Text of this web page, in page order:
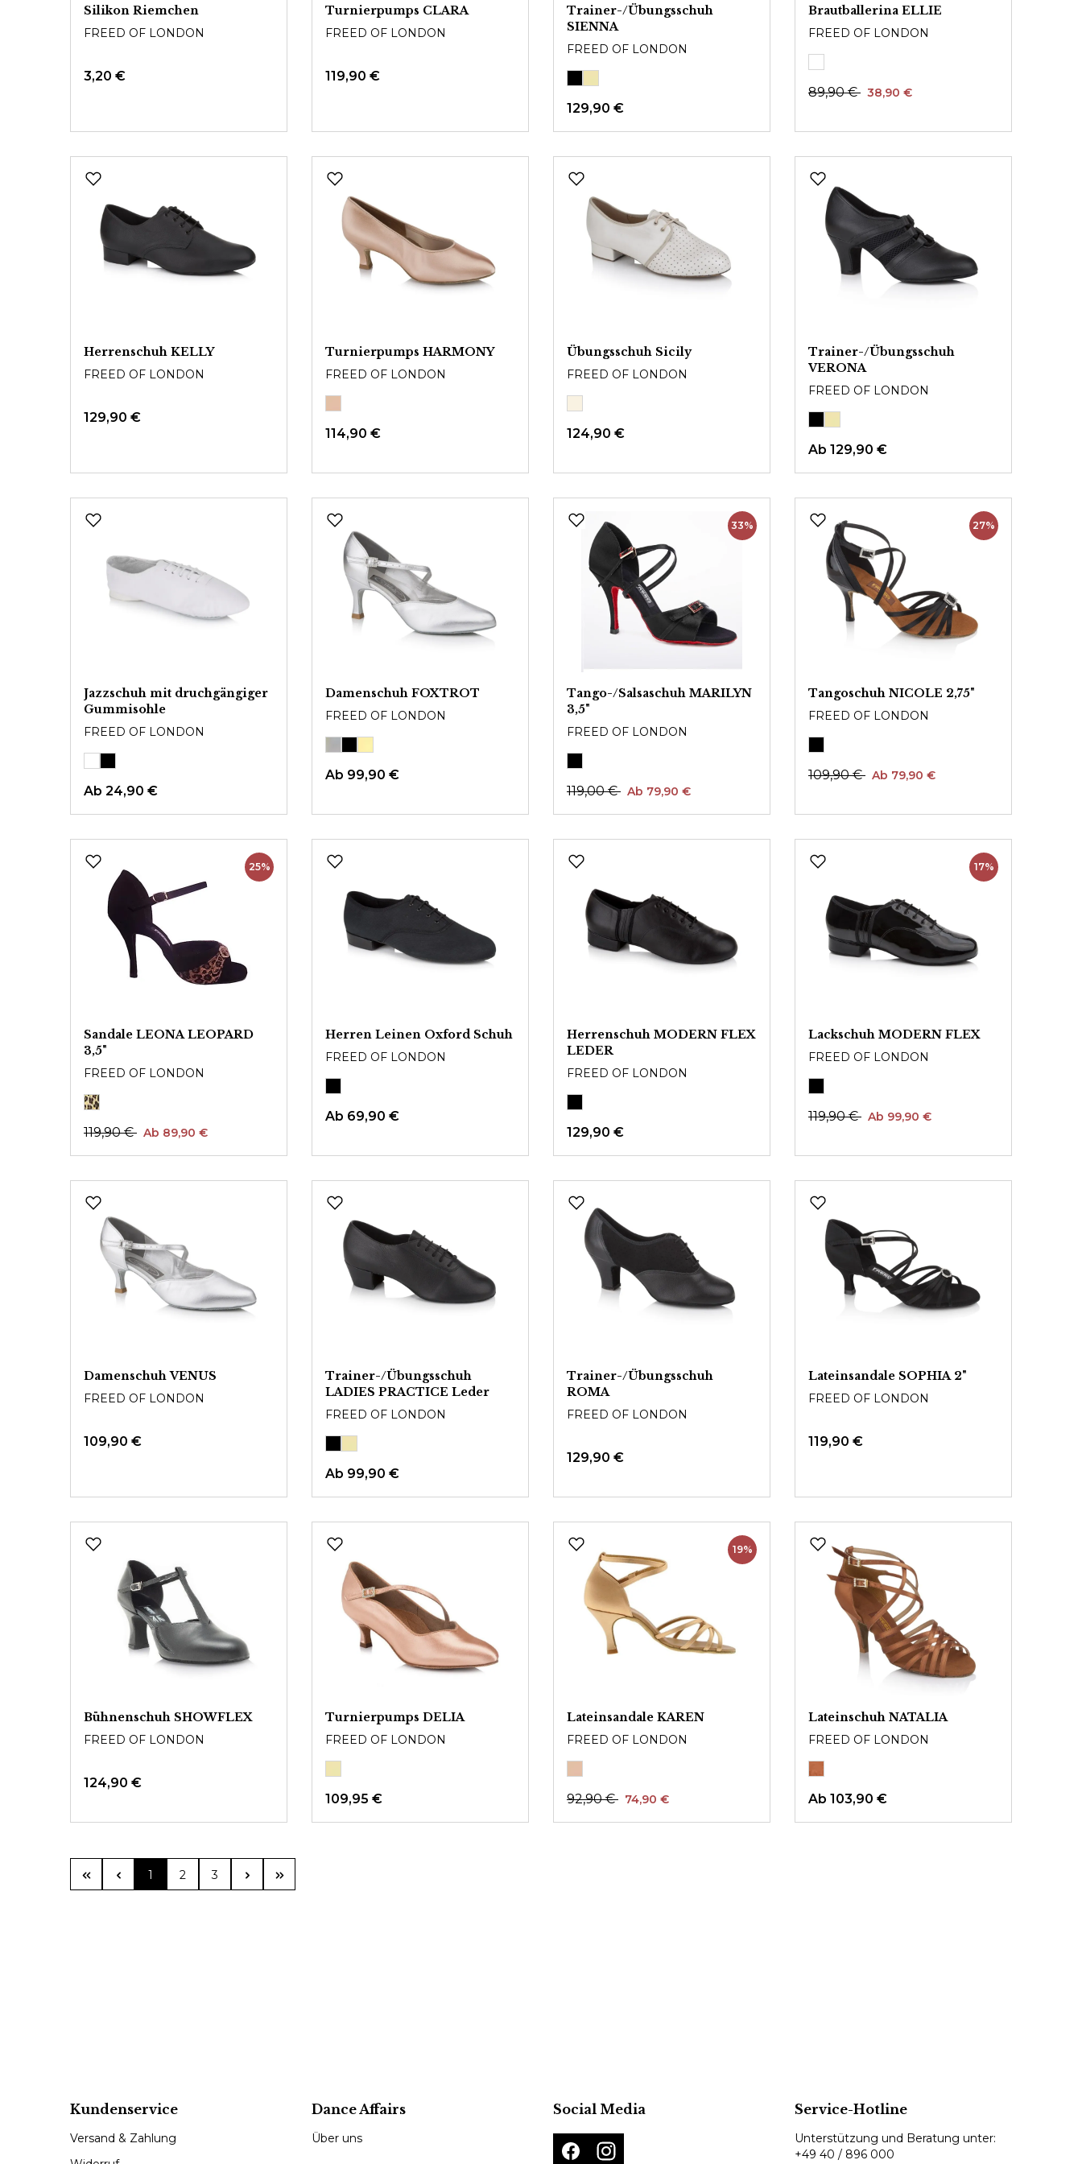
Silikon Riemchen
FREED OF LONDON
3,20 €
Turnierpumps CLARA
FREED OF LONDON
119,90 €
Trainer-/Übungsschuh
SIENNA
FREED OF LONDON
129,90 €
Brautballerina ELLIE
FREED OF LONDON
89,90 € 38,90 €
Herrenschuh KELLY
FREED OF LONDON
129,90 €
Turnierpumps HARMONY
FREED OF LONDON
114,90 €
Übungsschuh Sicily
FREED OF LONDON
124,90 €
Trainer-/Übungsschuh
VERONA
FREED OF LONDON
Ab 129,90 €
Jazzschuh mit druchgängiger
Gummisohle
FREED OF LONDON
Ab 24,90 €
Damenschuh FOXTROT
FREED OF LONDON
Ab 99,90 €
33%
Tango-/Salsaschuh MARILYN
3,5"
FREED OF LONDON
119,00 € Ab 79,90 €
27%
Tangoschuh NICOLE 2,75"
FREED OF LONDON
109,90 € Ab 79,90 €
25%
Sandale LEONA LEOPARD
3,5"
FREED OF LONDON
119,90 € Ab 89,90 €
Herren Leinen Oxford Schuh
FREED OF LONDON
Ab 69,90 €
Herrenschuh MODERN FLEX
LEDER
FREED OF LONDON
129,90 €
17%
Lackschuh MODERN FLEX
FREED OF LONDON
119,90 € Ab 99,90 €
Damenschuh VENUS
FREED OF LONDON
109,90 €
Trainer-/Übungsschuh
LADIES PRACTICE Leder
FREED OF LONDON
Ab 99,90 €
Trainer-/Übungsschuh
ROMA
FREED OF LONDON
129,90 €
Lateinsandale SOPHIA 2"
FREED OF LONDON
119,90 €
Bühnenschuh SHOWFLEX
FREED OF LONDON
124,90 €
Turnierpumps DELIA
FREED OF LONDON
109,95 €
19%
Lateinsandale KAREN
FREED OF LONDON
92,90 € 74,90 €
Lateinschuh NATALIA
FREED OF LONDON
Ab 103,90 €
Seite
1 Seite
2 Seite
3
Kundenservice
Versand & Zahlung
Dance Affairs
Über uns
Social Media Service-Hotline
Unterstützung und Beratung unter:
+49 40 / 896 000